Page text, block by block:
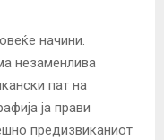
начини.
незаменлива
пат на
ја прави
предизвиканиот